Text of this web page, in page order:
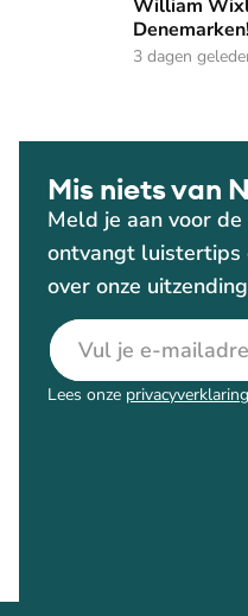
William
3 dagen
Mis niets van
Meld je aan voor
ontvangt luistertips
over onze
E-mailadres
Lees onze privacyverklaring